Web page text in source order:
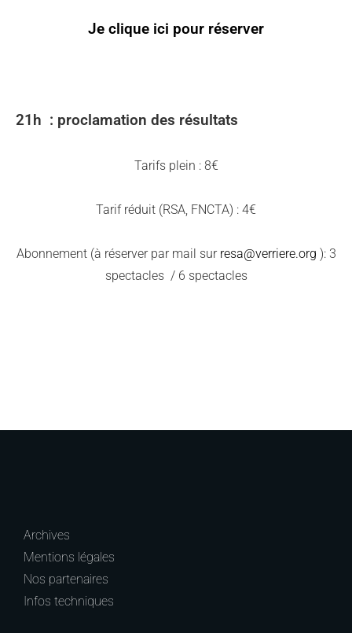
Je clique ici pour réserver
21h : proclamation des résultats
Tarifs plein : 8€
Tarif réduit (RSA, FNCTA) : 4€
Abonnement (à réserver par mail sur resa@verriere.org ): 3
spectacles / 6 spectacles
Archives
Mentions légales
Nos partenaires
Infos techniques